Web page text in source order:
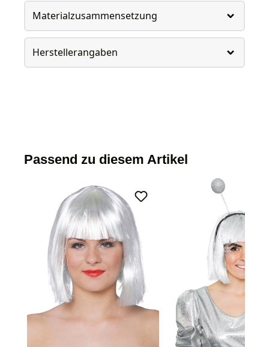
Materialzusammensetzung
Herstellerangaben
Passend zu diesem Artikel